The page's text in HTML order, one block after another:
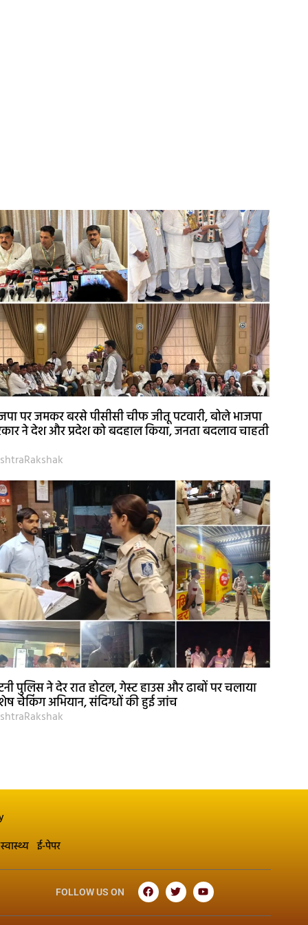
पर जमकर बरसे पीसीसी चीफ जीतू पटवारी, बोले भाजपा
ने देश और प्रदेश को बदहाल किया, जनता बदलाव चाहती
पुलिस ने देर रात होटल, गेस्ट हाउस और ढाबों पर चलाया
चेकिंग अभियान, संदिग्धों की हुई जांच
स्वास्थ्य ई-पेपर
FOLLOW US ON